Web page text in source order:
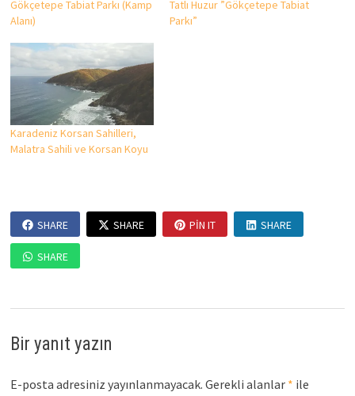
Gökçetepe Tabiat Parkı (Kamp
Alanı)
Tatlı Huzur ”Gökçetepe Tabiat
Parkı”
Karadeniz Korsan Sahilleri,
Malatra Sahili ve Korsan Koyu
SHARE SHARE PIN IT SHARE
SHARE
Bir yanıt yazın
E-posta adresiniz yayınlanmayacak. Gerekli alanlar * ile